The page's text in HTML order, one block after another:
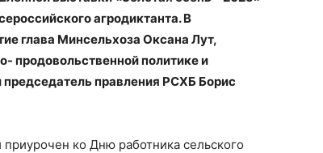
агродиктанта. В
глава Минсельхоза Оксана Лут,
продовольственной политике и
правления РСХБ Борис
ко Дню работника сельского